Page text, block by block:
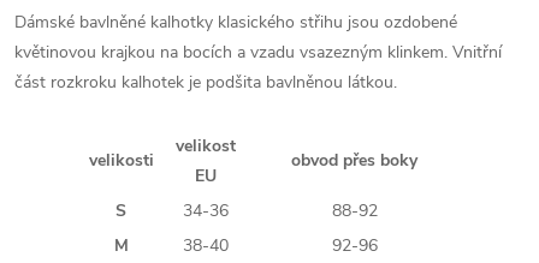
Dámské bavlněné kalhotky klasického střihu jsou ozdobené
květinovou krajkou na bocích a vzadu vsazezným klinkem. Vnitřní
část rozkroku kalhotek je podšita bavlněnou látkou.
velikosti
velikost
EU
obvod přes boky
S 34-36
88-92
M
38-40
92-96